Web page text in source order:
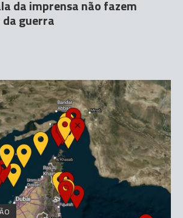
da imprensa não fazem
guerra